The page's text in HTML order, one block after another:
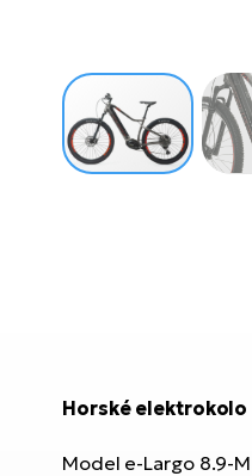
Horské elektrokolo
Model e-Largo 8.9-